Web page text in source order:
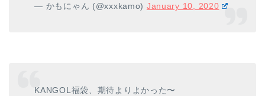
— かもにゃん (@xxxkamo) January 10, 2020
KANGOL福袋、期待よりよかった〜